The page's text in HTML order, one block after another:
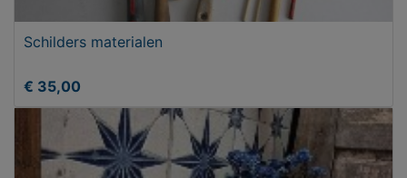
Schilders materialen
€ 35,00